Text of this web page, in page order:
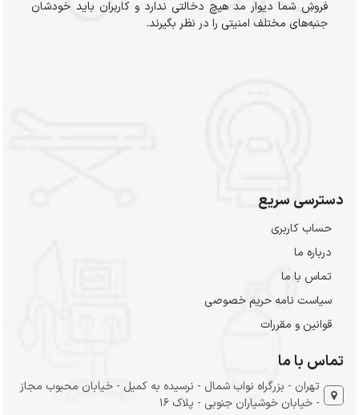
فروشِ شما دیوار مد هیچ دخالتی ندارد و کاربران باید خودشان
جنبه‌های مختلف امنیتی را در نظر بگیرند.
دسترسی سریع
حساب کاربری
درباره ما
تماس با ما
سیاست نامه حریم خصوصی
قوانین و مقررات
تماس با ما
تهران - بزرگراه نواب شمال - نرسیده به کمیل - خیابان محبوب مجاز
- خیابان خوشیاران جنوبی - پلاک 16